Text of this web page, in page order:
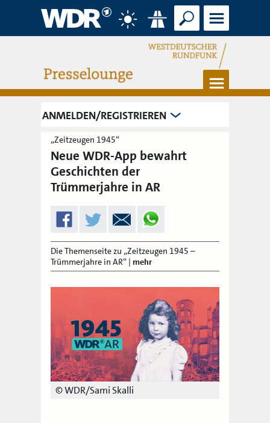
Verkehr
Suche Menü
Menü
ANMELDEN/REGISTRIEREN
„Zeitzeugen 1945“
Neue WDR-App bewahrt
Geschichten der
Trümmerjahre in AR
Die Themenseite zu „Zeitzeugen 1945 –
Trümmerjahre in AR“ | mehr
© WDR/Sami Skalli